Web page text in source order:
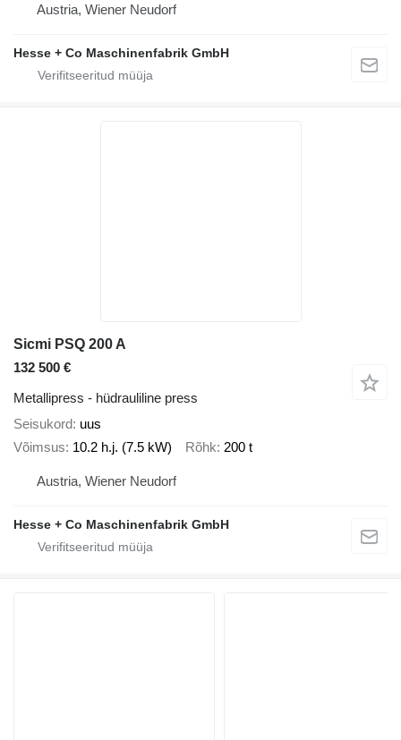
Austria, Wiener Neudorf
Hesse + Co Maschinenfabrik GmbH
Sicmi PSQ 200 A
132 500 €
Metallipress - hüdrauliline press
Seisukord uus
Võimsus 10.2 h.j. (7.5 kW) Rõhk 200 t
Austria, Wiener Neudorf
Hesse + Co Maschinenfabrik GmbH